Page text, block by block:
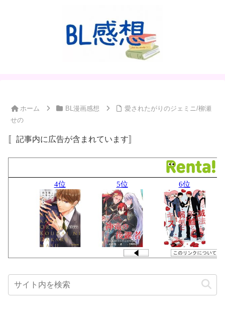
ホーム BL漫画感想
愛されたがりのジェミニ/柳瀬
せの
〚記事内に広告が含まれています〛